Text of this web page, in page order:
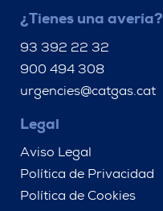
¿Tienes una avería?
93 392 22 32
900 494 308
urgencies@catgas.cat
Legal
Aviso Legal
Política de Privacidad
Política de Cookies